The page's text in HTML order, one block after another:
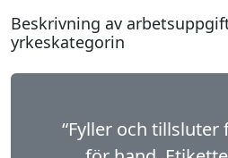
Beskrivning av
yrkeskategorin
“Fyller och